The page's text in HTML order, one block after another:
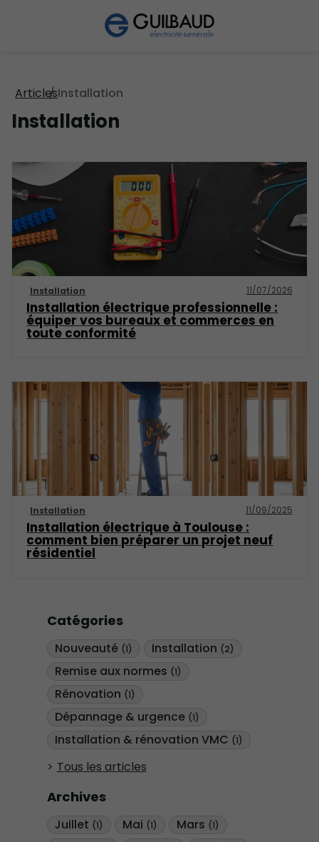
Catégories
Nouveauté (1) Installation (2)
Remise aux normes (1)
Rénovation (1)
Dépannage & urgence (1)
Installation & rénovation VMC (1)
Tous les articles
Archives
Juillet (1) Mai (1) Mars (1)
ArticlesInstallation
Installation
Installation 11/07/2026
Installation électrique professionnelle :
équiper vos bureaux et commerces en
toute conformité
Installation 11/09/2025
Installation électrique à Toulouse :
comment bien préparer un projet neuf
résidentiel